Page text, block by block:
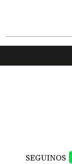
SEGUINOS